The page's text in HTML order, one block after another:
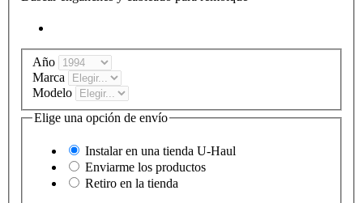
Año
Marca
Modelo
Elige una opción de envío
Instalar en una tienda U-Haul
Enviarme los productos
Retiro en la tienda